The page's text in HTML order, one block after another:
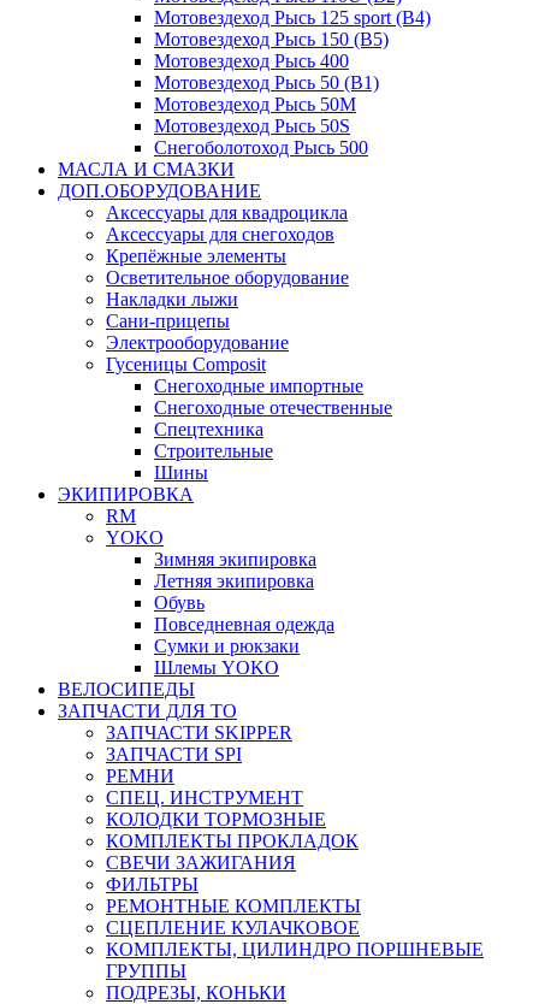
Мотовездеход Рысь 125 sport (B4)
Мотовездеход Рысь 150 (B5)
Мотовездеход Рысь 400
Мотовездеход Рысь 50 (B1)
Мотовездеход Рысь 50M
Мотовездеход Рысь 50S
Снегоболотоход Рысь 500
МАСЛА И СМАЗКИ
ДОП.ОБОРУДОВАНИЕ
Аксессуары для квадроцикла
Аксессуары для снегоходов
Крепёжные элементы
Осветительное оборудование
Накладки лыжи
Сани-прицепы
Электрооборудование
Гусеницы Composit
Снегоходные импортные
Снегоходные отечественные
Спецтехника
Строительные
Шины
ЭКИПИРОВКА
RM
YOKO
Зимняя экипировка
Летняя экипировка
Обувь
Повседневная одежда
Сумки и рюкзаки
Шлемы YOKO
ВЕЛОСИПЕДЫ
ЗАПЧАСТИ ДЛЯ ТО
ЗАПЧАСТИ SKIPPER
ЗАПЧАСТИ SPI
РЕМНИ
СПЕЦ. ИНСТРУМЕНТ
КОЛОДКИ ТОРМОЗНЫЕ
КОМПЛЕКТЫ ПРОКЛАДОК
СВЕЧИ ЗАЖИГАНИЯ
ФИЛЬТРЫ
РЕМОНТНЫЕ КОМПЛЕКТЫ
СЦЕПЛЕНИЕ КУЛАЧКОВОЕ
КОМПЛЕКТЫ, ЦИЛИНДРО ПОРШНЕВЫЕ
ГРУППЫ
ПОДРЕЗЫ, КОНЬКИ